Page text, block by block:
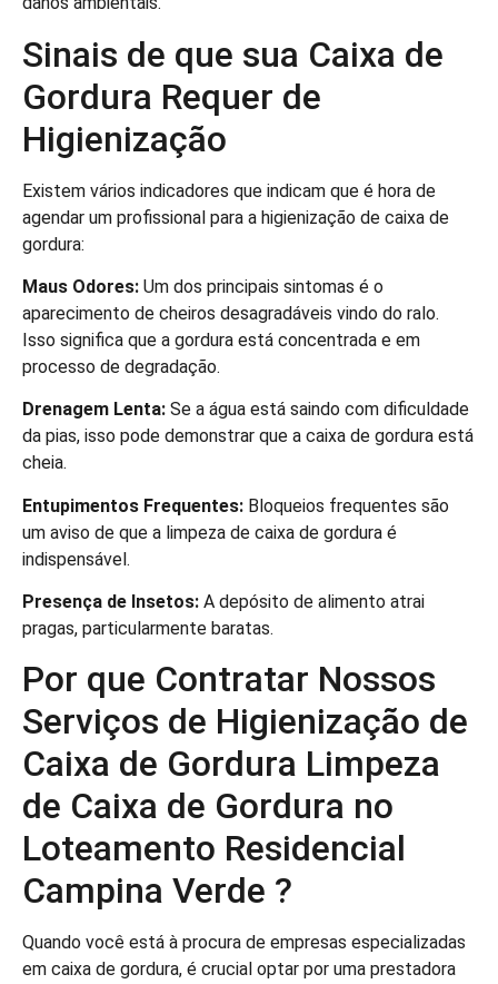
Sinais de que sua Caixa de
Gordura Requer de
Higienização
Existem vários indicadores que indicam que é hora de
agendar um profissional para a higienização de caixa de
gordura:
Maus Odores: Um dos principais sintomas é o
aparecimento de cheiros desagradáveis vindo do ralo.
Isso significa que a gordura está concentrada e em
processo de degradação.
Drenagem Lenta: Se a água está saindo com dificuldade
da pias, isso pode demonstrar que a caixa de gordura está
cheia.
Entupimentos Frequentes: Bloqueios frequentes são
um aviso de que a limpeza de caixa de gordura é
indispensável.
Presença de Insetos: A depósito de alimento atrai
pragas, particularmente baratas.
Por que Contratar Nossos
Serviços de Higienização de
Caixa de Gordura Limpeza
de Caixa de Gordura no
Loteamento Residencial
Campina Verde ?
Quando você está à procura de empresas especializadas
em caixa de gordura, é crucial optar por uma prestadora